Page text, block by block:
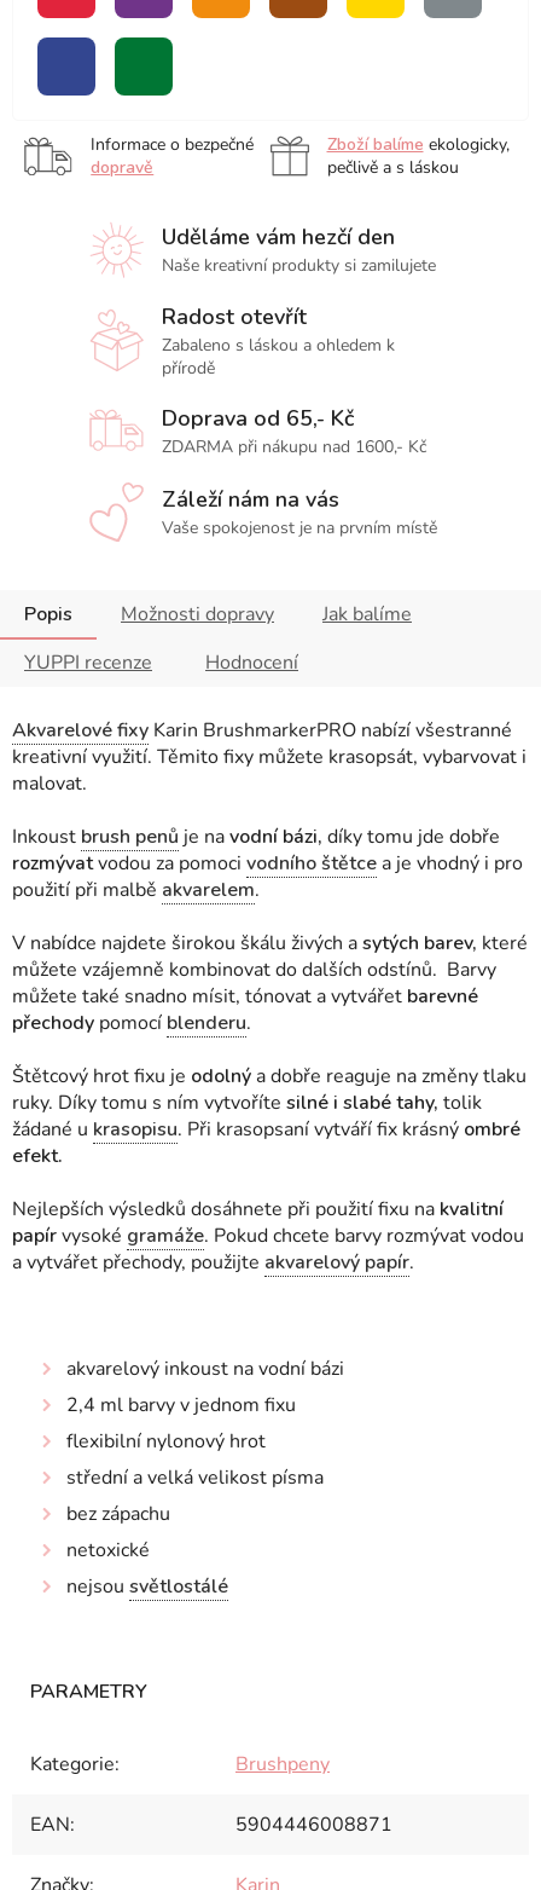
Informace o bezpečné
dopravě
Zboží balíme ekologicky,
pečlivě a s láskou
Uděláme vám hezčí den
Naše kreativní produkty si zamilujete
Radost otevřít
Zabaleno s láskou a ohledem k
přírodě
Doprava od 65,- Kč
ZDARMA při nákupu nad 1600,- Kč
Záleží nám na vás
Vaše spokojenost je na prvním místě
Popis Možnosti dopravy
Jak balíme
YUPPI recenze
Hodnocení
Akvarelové fixy Karin BrushmarkerPRO nabízí všestranné
kreativní využití. Těmito fixy můžete krasopsát, vybarvovat i
malovat.
Inkoust brush penů je navodní bázi, díky tomu jde dobře
rozmývatvodou za pomoci vodního štětce a je vhodný i pro
použití při malbě akvarelem.
V nabídce najdete širokou škálu živých asytých barev, které
můžete vzájemně kombinovat do dalších odstínů. Barvy
můžete také snadno mísit, tónovat a vytvářet barevné
přechody pomocí blenderu.
Štětcový hrot fixu je odolný a dobře reaguje na změny tlaku
ruky. Díky tomu s ním vytvoříte silné i slabé tahy, tolik
žádané u krasopisu. Při krasopsaní vytváří fix krásný ombré
efekt.
Nejlepších výsledků dosáhnete při použití fixu na kvalitní
papírvysoké gramáže. Pokud chcete barvy rozmývat vodou
a vytvářet přechody, použijte akvarelový papír.
akvarelový inkoust na vodní bázi
2,4 ml barvy v jednom fixu
flexibilní nylonový hrot
střední a velká velikost písma
bez zápachu
netoxické
nejsou světlostálé
Kategorie: Brushpeny
EAN: 5904446008871